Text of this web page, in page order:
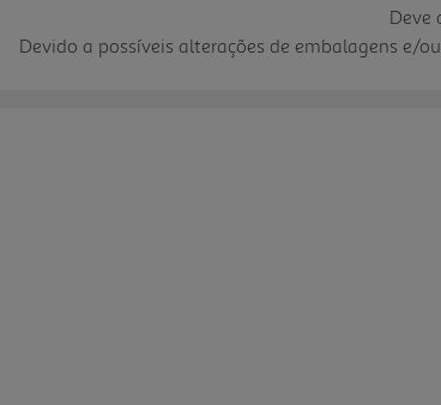
Deve
Devido a possíveis alterações de embalagens e/